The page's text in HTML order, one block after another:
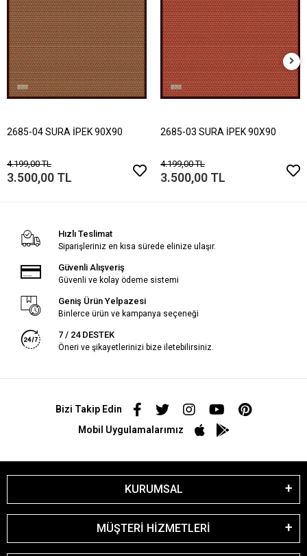
2685-04 SURA İPEK 90X90
4.199,00 TL
3.500,00 TL
2685-03 SURA İPEK 90X90
4.199,00 TL
3.500,00 TL
Hızlı Teslimat
Siparişleriniz en kısa sürede elinize ulaşır.
Güvenli Alışveriş
Güvenli ve kolay ödeme sistemi
Geniş Ürün Yelpazesi
Binlerce ürün ve kampanya seçeneği
7 / 24 DESTEK
Öneri ve şikayetlerinizi bize iletebilirsiniz.
Bizi Takip Edin
Mobil Uygulamalarımız
KURUMSAL
MÜŞTERİ HİZMETLERİ